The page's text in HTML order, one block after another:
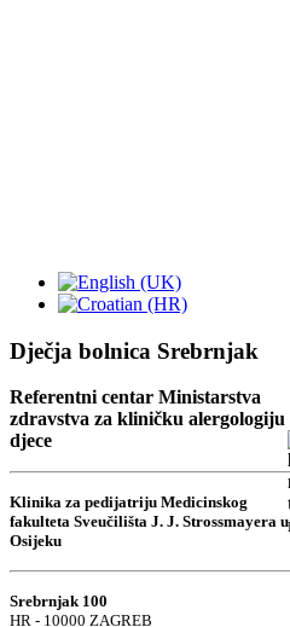
Dječja bolnica Srebrnjak
Referentni centar Ministarstva
zdravstva za kliničku alergologiju
djece
Klinika za pedijatriju Medicinskog
fakulteta Sveučilišta J. J. Strossmayera u
Osijeku
Srebrnjak 100
HR - 10000 ZAGREB